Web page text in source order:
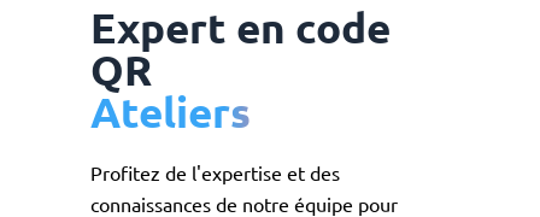
Expert en code
QR
Ateliers
Profitez de l'expertise et des
connaissances de notre équipe pour